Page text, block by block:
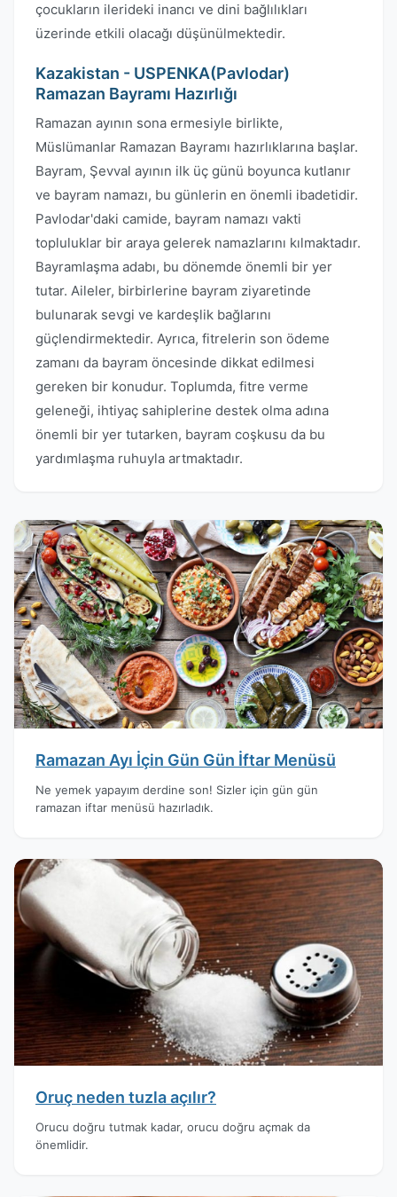
çocukların ilerideki inancı ve dini bağlılıkları
üzerinde etkili olacağı düşünülmektedir.
Kazakistan - USPENKA(Pavlodar)
Ramazan Bayramı Hazırlığı
Ramazan ayının sona ermesiyle birlikte,
Müslümanlar Ramazan Bayramı hazırlıklarına başlar.
Bayram, Şevval ayının ilk üç günü boyunca kutlanır
ve bayram namazı, bu günlerin en önemli ibadetidir.
Pavlodar'daki camide, bayram namazı vakti
topluluklar bir araya gelerek namazlarını kılmaktadır.
Bayramlaşma adabı, bu dönemde önemli bir yer
tutar. Aileler, birbirlerine bayram ziyaretinde
bulunarak sevgi ve kardeşlik bağlarını
güçlendirmektedir. Ayrıca, fitrelerin son ödeme
zamanı da bayram öncesinde dikkat edilmesi
gereken bir konudur. Toplumda, fitre verme
geleneği, ihtiyaç sahiplerine destek olma adına
önemli bir yer tutarken, bayram coşkusu da bu
yardımlaşma ruhuyla artmaktadır.
Ramazan Ayı İçin Gün Gün İftar Menüsü
Ne yemek yapayım derdine son! Sizler için gün gün
ramazan iftar menüsü hazırladık.
Oruç neden tuzla açılır?
Orucu doğru tutmak kadar, orucu doğru açmak da
önemlidir.